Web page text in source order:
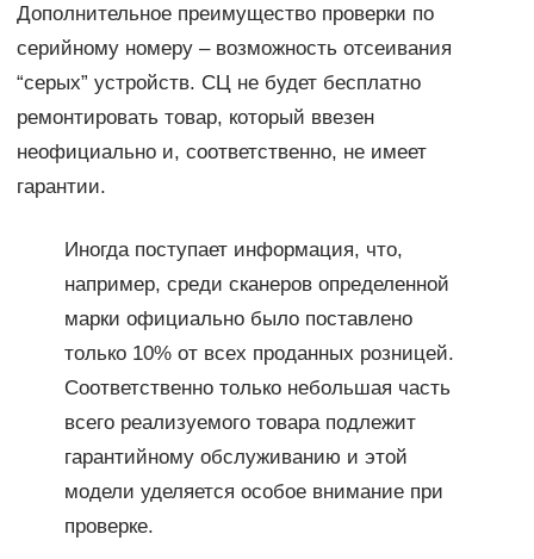
Дополнительное преимущество проверки по
серийному номеру – возможность отсеивания
“серых” устройств. СЦ не будет бесплатно
ремонтировать товар, который ввезен
неофициально и, соответственно, не имеет
гарантии.
Иногда поступает информация, что,
например, среди сканеров определенной
марки официально было поставлено
только 10% от всех проданных розницей.
Соответственно только небольшая часть
всего реализуемого товара подлежит
гарантийному обслуживанию и этой
модели уделяется особое внимание при
проверке.